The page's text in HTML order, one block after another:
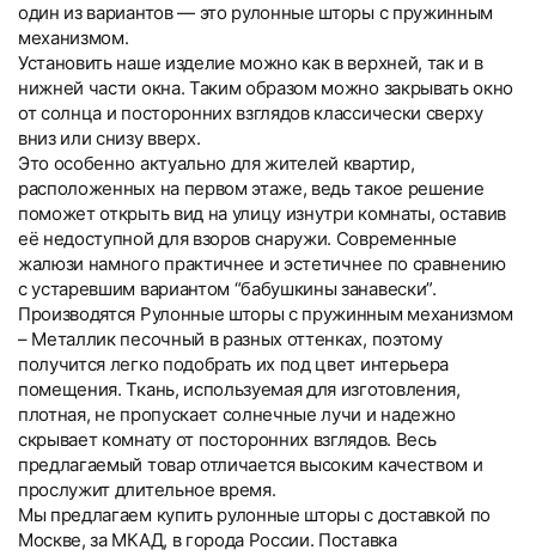
один из вариантов — это рулонные шторы с пружинным
механизмом.
Установить наше изделие можно как в верхней, так и в
нижней части окна. Таким образом можно закрывать окно
от солнца и посторонних взглядов классически сверху
вниз или снизу вверх.
Это особенно актуально для жителей квартир,
расположенных на первом этаже, ведь такое решение
поможет открыть вид на улицу изнутри комнаты, оставив
её недоступной для взоров снаружи. Современные
жалюзи намного практичнее и эстетичнее по сравнению
с устаревшим вариантом “бабушкины занавески”.
Производятся Рулонные шторы с пружинным механизмом
– Металлик песочный в разных оттенках, поэтому
получится легко подобрать их под цвет интерьера
помещения. Ткань, используемая для изготовления,
плотная, не пропускает солнечные лучи и надежно
скрывает комнату от посторонних взглядов. Весь
предлагаемый товар отличается высоким качеством и
прослужит длительное время.
Мы предлагаем купить рулонные шторы с доставкой по
Москве, за МКАД, в города России. Поставка